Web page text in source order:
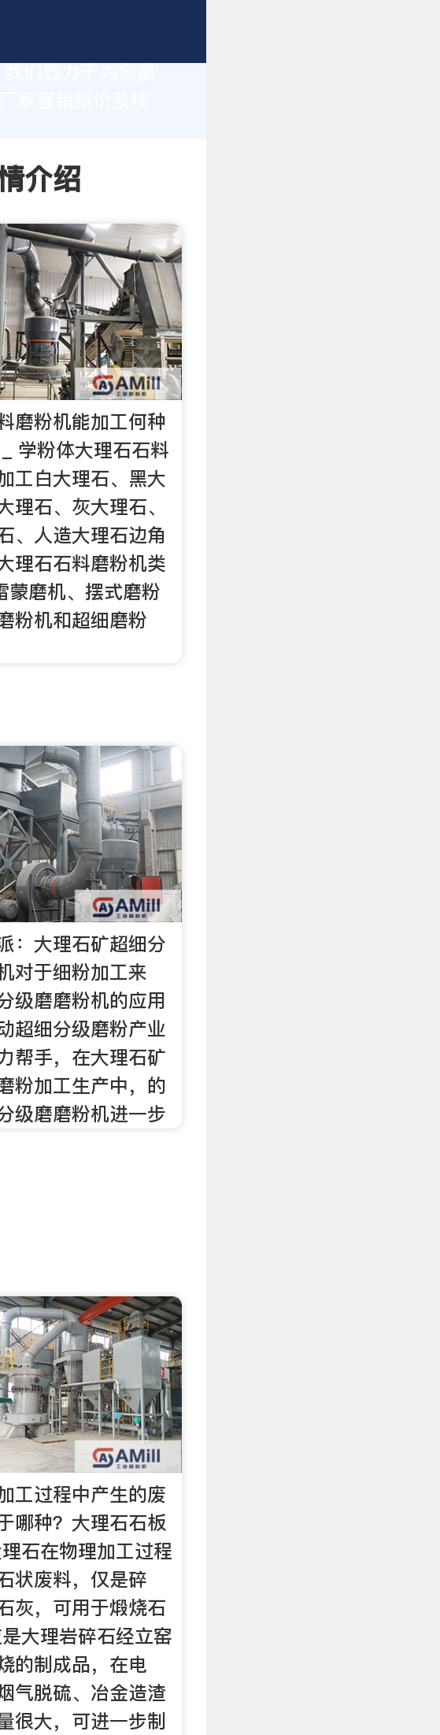
家直销报价及技
介绍
磨粉机能加工何种
学粉体大理石石料
工白大理石、黑大
理石、灰大理石、
、人造大理石边角
理石石料磨粉机类
蒙磨机、摆式磨粉
粉机和超细磨粉
：大理石矿超细分
对于细粉加工来
级磨磨粉机的应用
超细分级磨粉产业
帮手，在大理石矿
粉加工生产中，的
级磨磨粉机进一步
工过程中产生的废
哪种？大理石石板
石在物理加工过程
状废料，仅是碎
灰，可用于煅烧石
大理岩碎石经立窑
的制成品，在电
气脱硫、冶金造渣
很大，可进一步制